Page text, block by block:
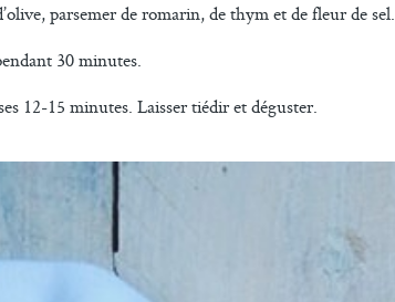
parsemer de romarin, de thym et de fleur de sel.
30 minutes.
12-15 minutes. Laisser tiédir et déguster.